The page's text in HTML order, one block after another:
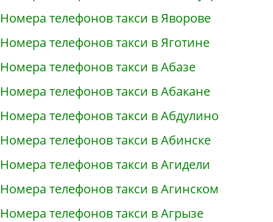
Номера телефонов такси в Яворове
Номера телефонов такси в Яготине
Номера телефонов такси в Абазе
Номера телефонов такси в Абакане
Номера телефонов такси в Абдулино
Номера телефонов такси в Абинске
Номера телефонов такси в Агидели
Номера телефонов такси в Агинском
Номера телефонов такси в Агрызе